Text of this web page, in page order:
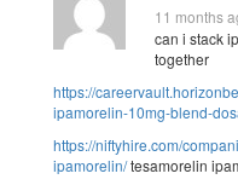
11 months
can i stack
together
https://
ipamorelin-10mg-blend-
https://niftyhire.com/
ipamorelin/tesamorelin